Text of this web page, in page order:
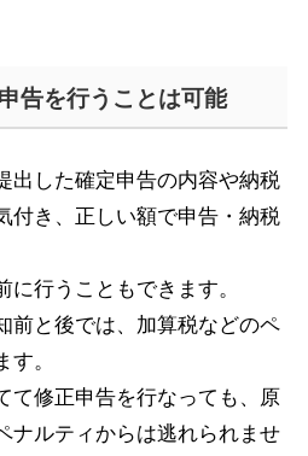
告を行うことは可能
出した確定申告の内容や納税
付き、正しい額で申告・納税
行うこともできます。
前と後では、加算税などのペ
。
て修正申告を行なっても、原
ナルティからは逃れられませ